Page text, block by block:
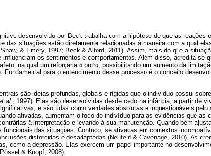
desenvolvido por Beck trabalha com a hipótese de que as reações
das situações estão diretamente relacionadas à maneira com a qual
& Emery, 1997; Beck & Alford, 2011). Assim, mais do que a
influenciam os sentimentos e comportamentos. Além disso, acredita-se
na qual um reforçaria o outro, possibilitando um aumento da
Fundamental para o entendimento desse processo é o conceito
são ideias profundas, globais e rígidas que o indivíduo possui
al.
, 1997). Elas são desenvolvidas desde cedo na infância, a partir de
e são tidas como verdades absolutas e inquestionáveis
ativadas, aumentam o foco do indivíduo para as evidências que as
à interpretação e levando à sua manutenção. Quando bem
funcionais das situações. Contudo, se ativadas em contextos
distorcidas e desadaptadas (Neufeld & Cavenage, 2010). As
como a depressão. Elas exercem um papel importante no
& Knopf, 2008).